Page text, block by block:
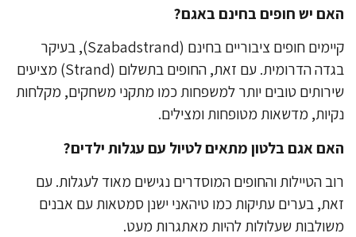
יש חופים בחינם באגם?
קיימים חופים ציבוריים בחינם (Szabadstrand), בעיקר
בגדה הדרומית. עם זאת, החופים בתשלום (Strand) מציעים
טובים יותר למשפחות כמו מתקני משחקים, מקלחות
מדשאות מטופחות ומצילים.
אגם בלטון מתאים לטיול עם עגלות ילדים?
הטיילות והחופים המוסדרים נגישים מאוד לעגלות. עם
בערים עתיקות כמו טיהאני ישנן סמטאות עם אבנים
שעלולות להיות מאתגרות מעט.